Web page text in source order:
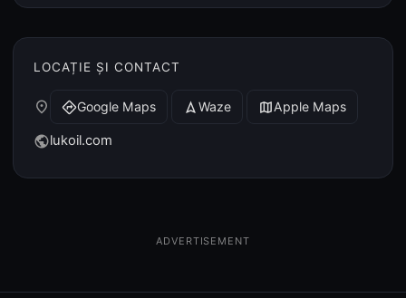
LOCAȚIE ȘI CONTACT
place directionsGoogle Maps navigation Waze mapApple Maps
publiclukoil.com
ADVERTISEMENT